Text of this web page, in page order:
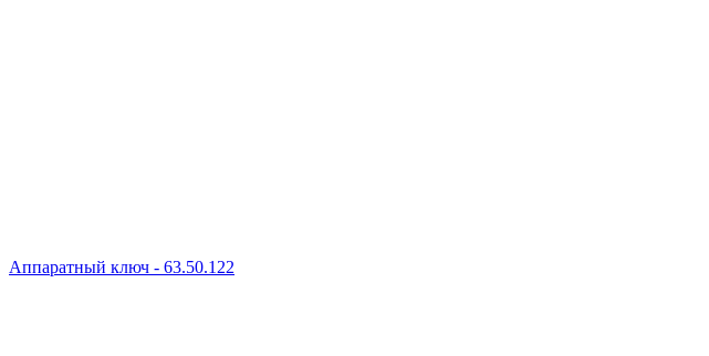
Аппаратный ключ - 63.50.122